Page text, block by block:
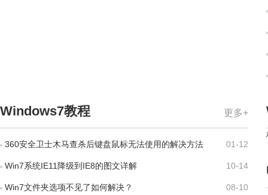
更多+
Windows7教程
01-12
360安全卫士木马查杀后键盘鼠标无法使用的解决方法
10-14
Win7系统IE11降级到IE8的图文详解
08-10
Win7文件夹选项不见了如何解决？